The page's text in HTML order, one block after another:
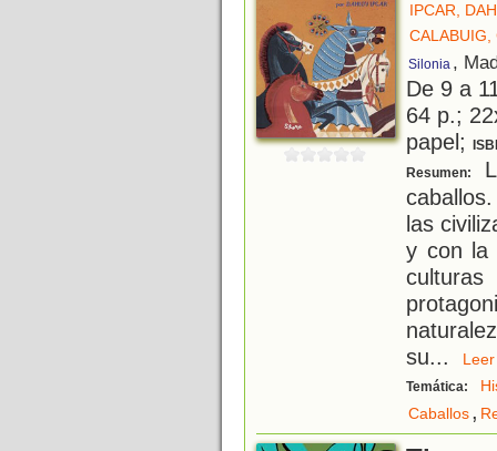
IPCAR,
CALABUIG,
Silonia ,
De 9 a
64 p.;
papel;
Resumen:
las
y con la
su...
Temática:
Caballos,